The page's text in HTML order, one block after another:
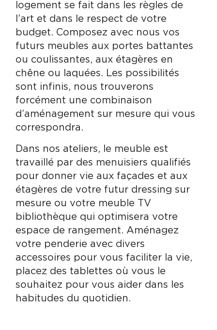
logement se fait dans les règles de
l’art et dans le respect de votre
budget. Composez avec nous vos
futurs meubles aux portes battantes
ou coulissantes, aux étagères en
chêne ou laquées. Les possibilités
sont infinis, nous trouverons
forcément une combinaison
d’aménagement sur mesure qui vous
correspondra.
Dans nos ateliers, le meuble est
travaillé par des menuisiers qualifiés
pour donner vie aux façades et aux
étagères de votre futur dressing sur
mesure ou votre meuble TV
bibliothèque qui optimisera votre
espace de rangement. Aménagez
votre penderie avec divers
accessoires pour vous faciliter la vie,
placez des tablettes où vous le
souhaitez pour vous aider dans les
habitudes du quotidien.